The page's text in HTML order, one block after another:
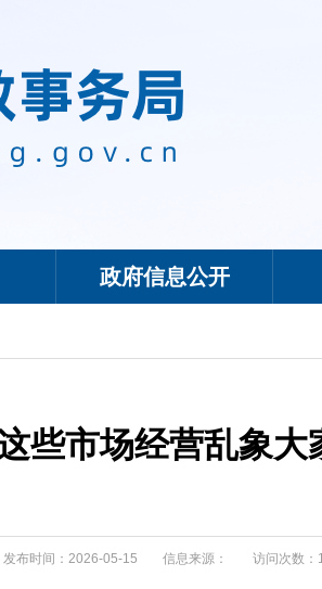
政府信息公开
些市场经营乱象大
发布时间：2026-05-15 信息来源： 访问次数：